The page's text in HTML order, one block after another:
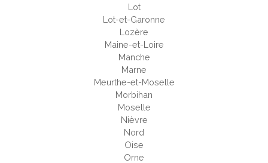
Lot
Lot-et-Garonne
Lozère
Maine-et-Loire
Manche
Marne
Meurthe-et-Moselle
Morbihan
Moselle
Nièvre
Nord
Oise
Orne